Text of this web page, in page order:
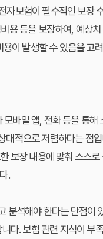
자보험이 필수적인 보장
용 등을 보장하여, 예상
이 발생할 수 있음을
바일 앱, 전화 등을 통
대적으로 저렴하다는 점
보장 내용에 맞춰 스스
.
분석해야 한다는 단점이
다. 보험 관련 지식이